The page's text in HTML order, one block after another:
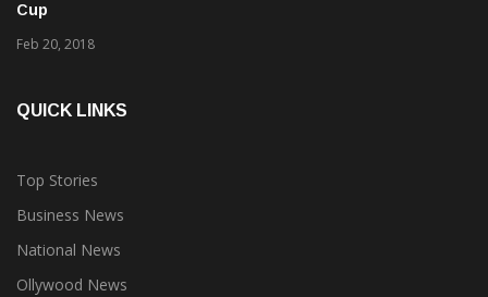
Cup
Feb 20, 2018
QUICK LINKS
Top Stories
Business News
National News
Ollywood News